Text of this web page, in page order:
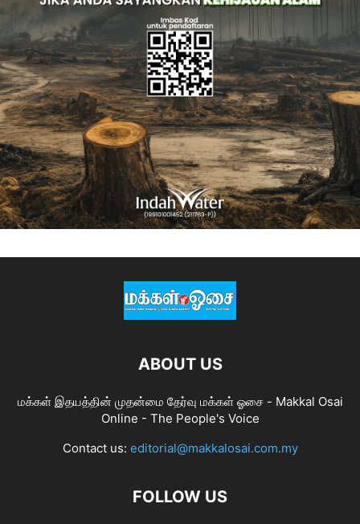
ABOUT US
மக்கள் இதயத்தின் முதன்மை தேர்வு மக்கள் ஓசை - Makkal Osai
Online - The People's Voice
Contact us: editorial@makkalosai.com.my
FOLLOW US